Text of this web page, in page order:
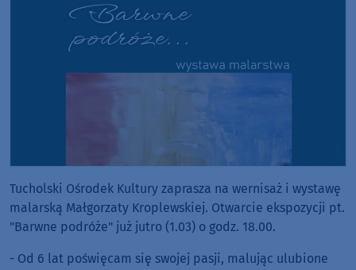
Tucholski Ośrodek Kultury zaprasza na wernisaż i wystawę
malarską Małgorzaty Kroplewskiej. Otwarcie ekspozycji pt.
"Barwne podróże" już jutro (1.03) o godz. 18.00.
- Od 6 lat poświęcam się swojej pasji, malując ulubione